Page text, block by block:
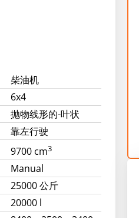
柴油机
6x4
抛物线形的-叶状
靠左行驶
9700 cm3
Manual
25000 公斤
20000 l